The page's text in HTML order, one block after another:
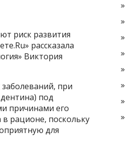
риск развития
рассказала
Виктория
при
под
причинами его
в рационе, поскольку
для